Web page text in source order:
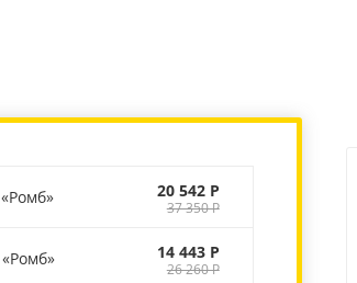
20 542 Р
37 350 Р
14 443 Р
26 260 Р